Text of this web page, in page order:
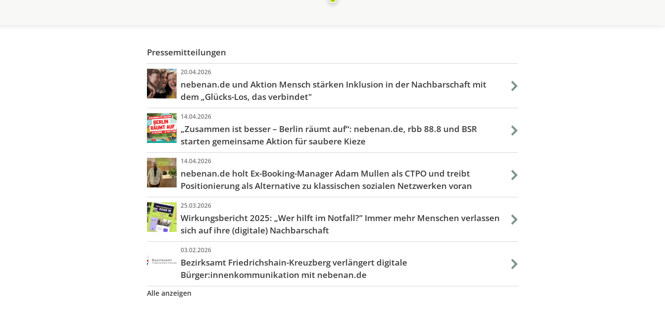
Pressemitteilungen
20.04.2026
nebenan.de und Aktion Mensch stärken Inklusion in der Nachbarschaft mit
dem „Glücks-Los, das verbindet"
14.04.2026
„Zusammen ist besser – Berlin räumt auf“: nebenan.de, rbb 88.8 und BSR
starten gemeinsame Aktion für saubere Kieze
14.04.2026
nebenan.de holt Ex-Booking-Manager Adam Mullen als CTPO und treibt
Positionierung als Alternative zu klassischen sozialen Netzwerken voran
25.03.2026
Wirkungsbericht 2025: „Wer hilft im Notfall?” Immer mehr Menschen verlassen
sich auf ihre (digitale) Nachbarschaft
03.02.2026
Bezirksamt Friedrichshain-Kreuzberg verlängert digitale
Bürger:innenkommunikation mit nebenan.de
Alle anzeigen